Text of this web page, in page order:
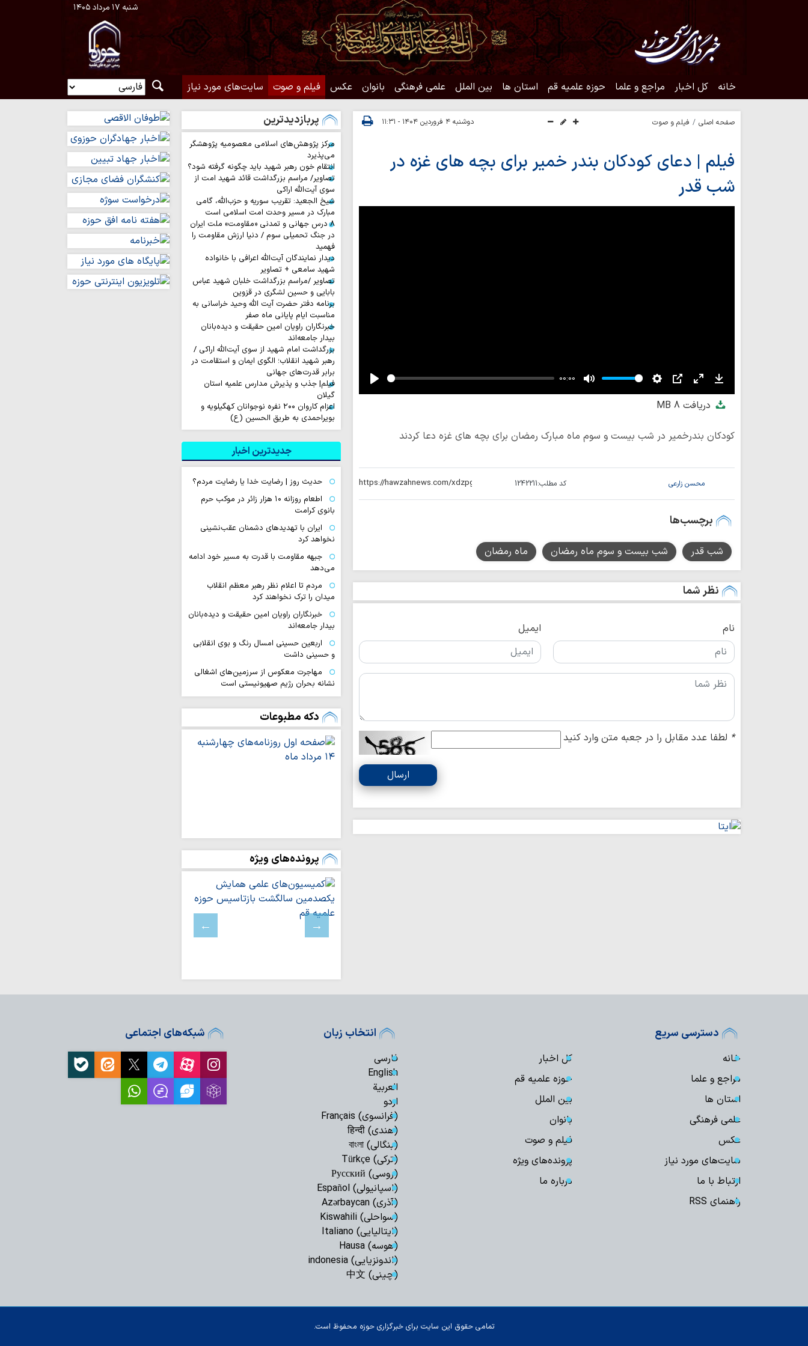
شنبه ۱۷ مرداد ۱۴۰۵
خانه کل اخبار مراجع و علما حوزه علمیه قم استان ها بین الملل علمی فرهنگی بانوان عکس فیلم و صوت سایت‌های مورد نیاز
صفحه اصلی فیلم و صوت دوشنبه ۴ فروردین ۱۴۰۴ - ۱۱:۳۱
فیلم | دعای کودکان بندر خمیر برای بچه های غزه در
شب قدر
Play
00:00
Mute Settings
PIP Enter
fullscreen
Download
دریافت8 MB
کودکان بندرخمیر در شب بیست و سوم ماه مبارک رمضان برای بچه های غزه دعا کردند
محسن زارعی کد مطلب:1242211
برچسب‌ها
شب قدر شب بیست و سوم ماه رمضان ماه رمضان
نظر شما
نام ایمیل
* لطفا عدد مقابل را در جعبه متن وارد کنید
ارسال
پربازدیدترین
مرکز پژوهش‌های اسلامی معصومیه پژوهشگر
می‌پذیرد
انتقام خون رهبر شهید باید چگونه گرفته شود؟
تصاویر/ مراسم بزرگداشت قائد شهید امت از
سوی آیت‌الله اراکی
شیخ الجعید: تقریب سوریه و حزب‌الله، گامی
مبارک در مسیر وحدت امت اسلامی است
۸ درس جهانی و تمدنی «مقاومت» ملت ایران
در جنگ تحمیلی سوم / دنیا ارزش مقاومت را
فهمید
دیدار نمایندگان آیت‌الله اعرافی با خانواده
شهید سامعی + تصاویر
تصاویر /مراسم بزرگداشت خلبان شهید عباس
بابایی و حسین لشگری در قزوین
برنامه دفتر حضرت آیت الله وحید خراسانی به
مناسبت ایام پایانی ماه صفر
خبرنگاران راویان امین حقیقت و دیده‌بانان
بیدار جامعه‌اند
بزرگداشت امام شهید از سوی آیت‌الله اراکی /
رهبر شهید انقلاب؛ الگوی ایمان و استقامت در
برابر قدرت‌های جهانی
فیلم| جذب و پذیرش مدارس علمیه استان
گیلان
اعزام کاروان ۲۰۰ نفره نوجوانان کهگیلویه و
بویراحمدی به طریق الحسین (ع)
جدیدترین اخبار
حدیث روز | رضایت خدا یا رضایت مردم؟
اطعام روزانه ۱۰ هزار زائر در موکب حرم
بانوی کرامت
ایران با تهدیدهای دشمنان عقب‌نشینی
نخواهد کرد
جبهه مقاومت با قدرت به مسیر خود ادامه
می‌دهد
مردم تا اعلام نظر رهبر معظم انقلاب
میدان را ترک نخواهند کرد
خبرنگاران راویان امین حقیقت و دیده‌بانان
بیدار جامعه‌اند
اربعین حسینی امسال رنگ و بوی انقلابی
و حسینی داشت
مهاجرت معکوس از سرزمین‌های اشغالی
نشانه بحران رژیم صهیونیستی است
زنان عاشورایی در مشهد برگزار…
ایران قوی با هم‌افزایی قدرت میدانی و
دیپلماسی هوشمند شکل می‌گیرد
اقتدار امروز کشور ثمره حضور مردم در
لبنان
مسلمانان تگزاس در آستانه تحریم های
سخت
بیروت، پایتخت مقاومت است و از
عادی‌سازی روابط با رژیم صهیونیستی امتناع…
اسرائیل خانه‌های فلسطینیان در کرانه
بن‌بست شده است
عادی‌سازی روابط با رژیم صهیونیستی حرکت…
اجرای قانون حجاب، نیازمند اقدام عملی
مدیریت تنگه هرمز اهرم اقتدار جمهوری
اسلامی ایران است
است
اربعین حسینی، رزمایشی سیاسی برای
شکستن غرور استکبار و نماد بیداری…
ایستادگی و مقاومت ملت ایران، عامل
عقب‌نشینی دشمن و حفظ عزت و اقتدار…
است
آمریکا در معادله قدرت مقابل ملت ایران و
دکه مطبوعات
پرونده‌های ویژه
دسترسی سریع
خانه
کل اخبار
مراجع و علما
حوزه علمیه قم
استان ها
بین الملل
علمی فرهنگی
بانوان
عکس
فیلم و صوت
سایت‌های مورد نیاز
پرونده‌های ویژه
ارتباط با ما
درباره ما
راهنمای RSS
انتخاب زبان
فارسی
English
العربیة
اردو
(فرانسوی) Français
(هندی) हिन्दी
(بنگالی) বাংলা
(ترکی) Türkçe
(روسی) Русский
(اسپانیولی) Español
(آذری) Azərbaycan
(سواحلی) Kiswahili
(ایتالیایی) Italiano
(هوسه) Hausa
(اندونزیایی) indonesia
(چینی) 中文
شبکه‌های اجتماعی
تمامی حقوق این سایت برای خبرگزاری حوزه محفوظ است.